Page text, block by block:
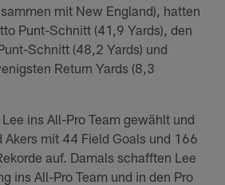
mit New England), hatten
Punt-Schnitt (41,9 Yards), den
Schnitt (48,2 Yards) und
Return Yards (8,3
ins All-Pro Team gewählt und
mit 44 Field Goals und 166
auf. Damals schafften Lee
ins All-Pro Team und in den Pro